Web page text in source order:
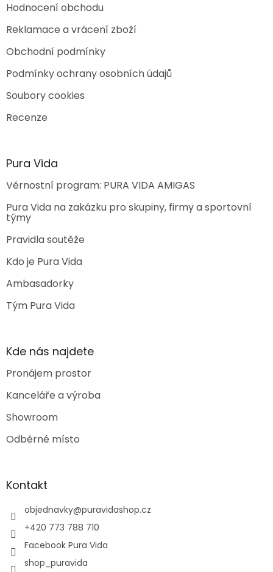
Hodnocení obchodu
Reklamace a vrácení zboží
Obchodní podmínky
Podmínky ochrany osobních údajů
Soubory cookies
Recenze
Pura Vida
Věrnostní program: PURA VIDA AMIGAS
Pura Vida na zakázku pro skupiny, firmy a sportovní
týmy
Pravidla soutěže
Kdo je Pura Vida
Ambasadorky
Tým Pura Vida
Kde nás najdete
Pronájem prostor
Kanceláře a výroba
Showroom
Odběrné místo
Kontakt
objednavky@puravidashop.cz
+420 773 788 710
Facebook Pura Vida
shop_puravida